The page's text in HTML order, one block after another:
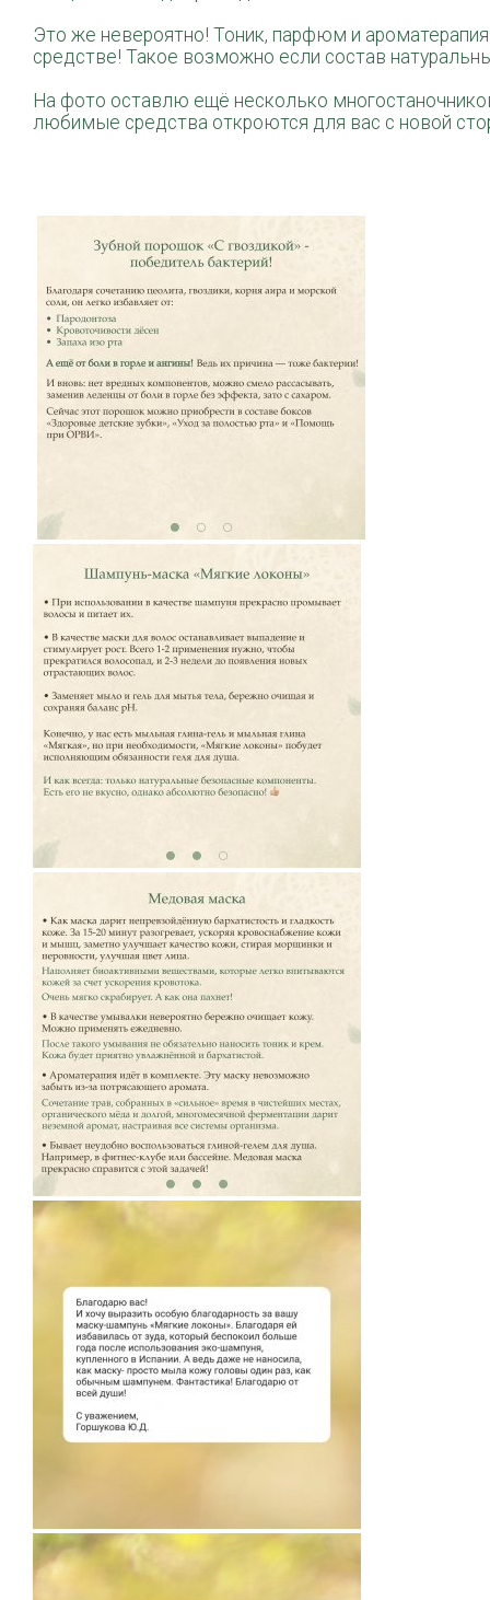
Это же невероятно! Тоник, парфюм и
средстве! Такое возможно если состав
На фото оставлю ещё несколько
любимые средства откроются для вас с новой